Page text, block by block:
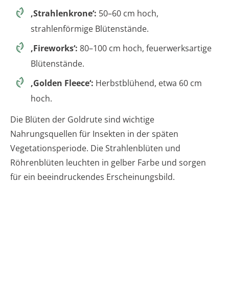
‚Strahlenkrone‘: 50–60 cm hoch,
strahlenförmige Blütenstände.
‚Fireworks‘: 80–100 cm hoch, feuerwerksartige
Blütenstände.
‚Golden Fleece‘: Herbstblühend, etwa 60 cm
hoch.
Die Blüten der Goldrute sind wichtige
Nahrungsquellen für Insekten in der späten
Vegetationsperiode. Die Strahlenblüten und
Röhrenblüten leuchten in gelber Farbe und sorgen
für ein beeindruckendes Erscheinungsbild.